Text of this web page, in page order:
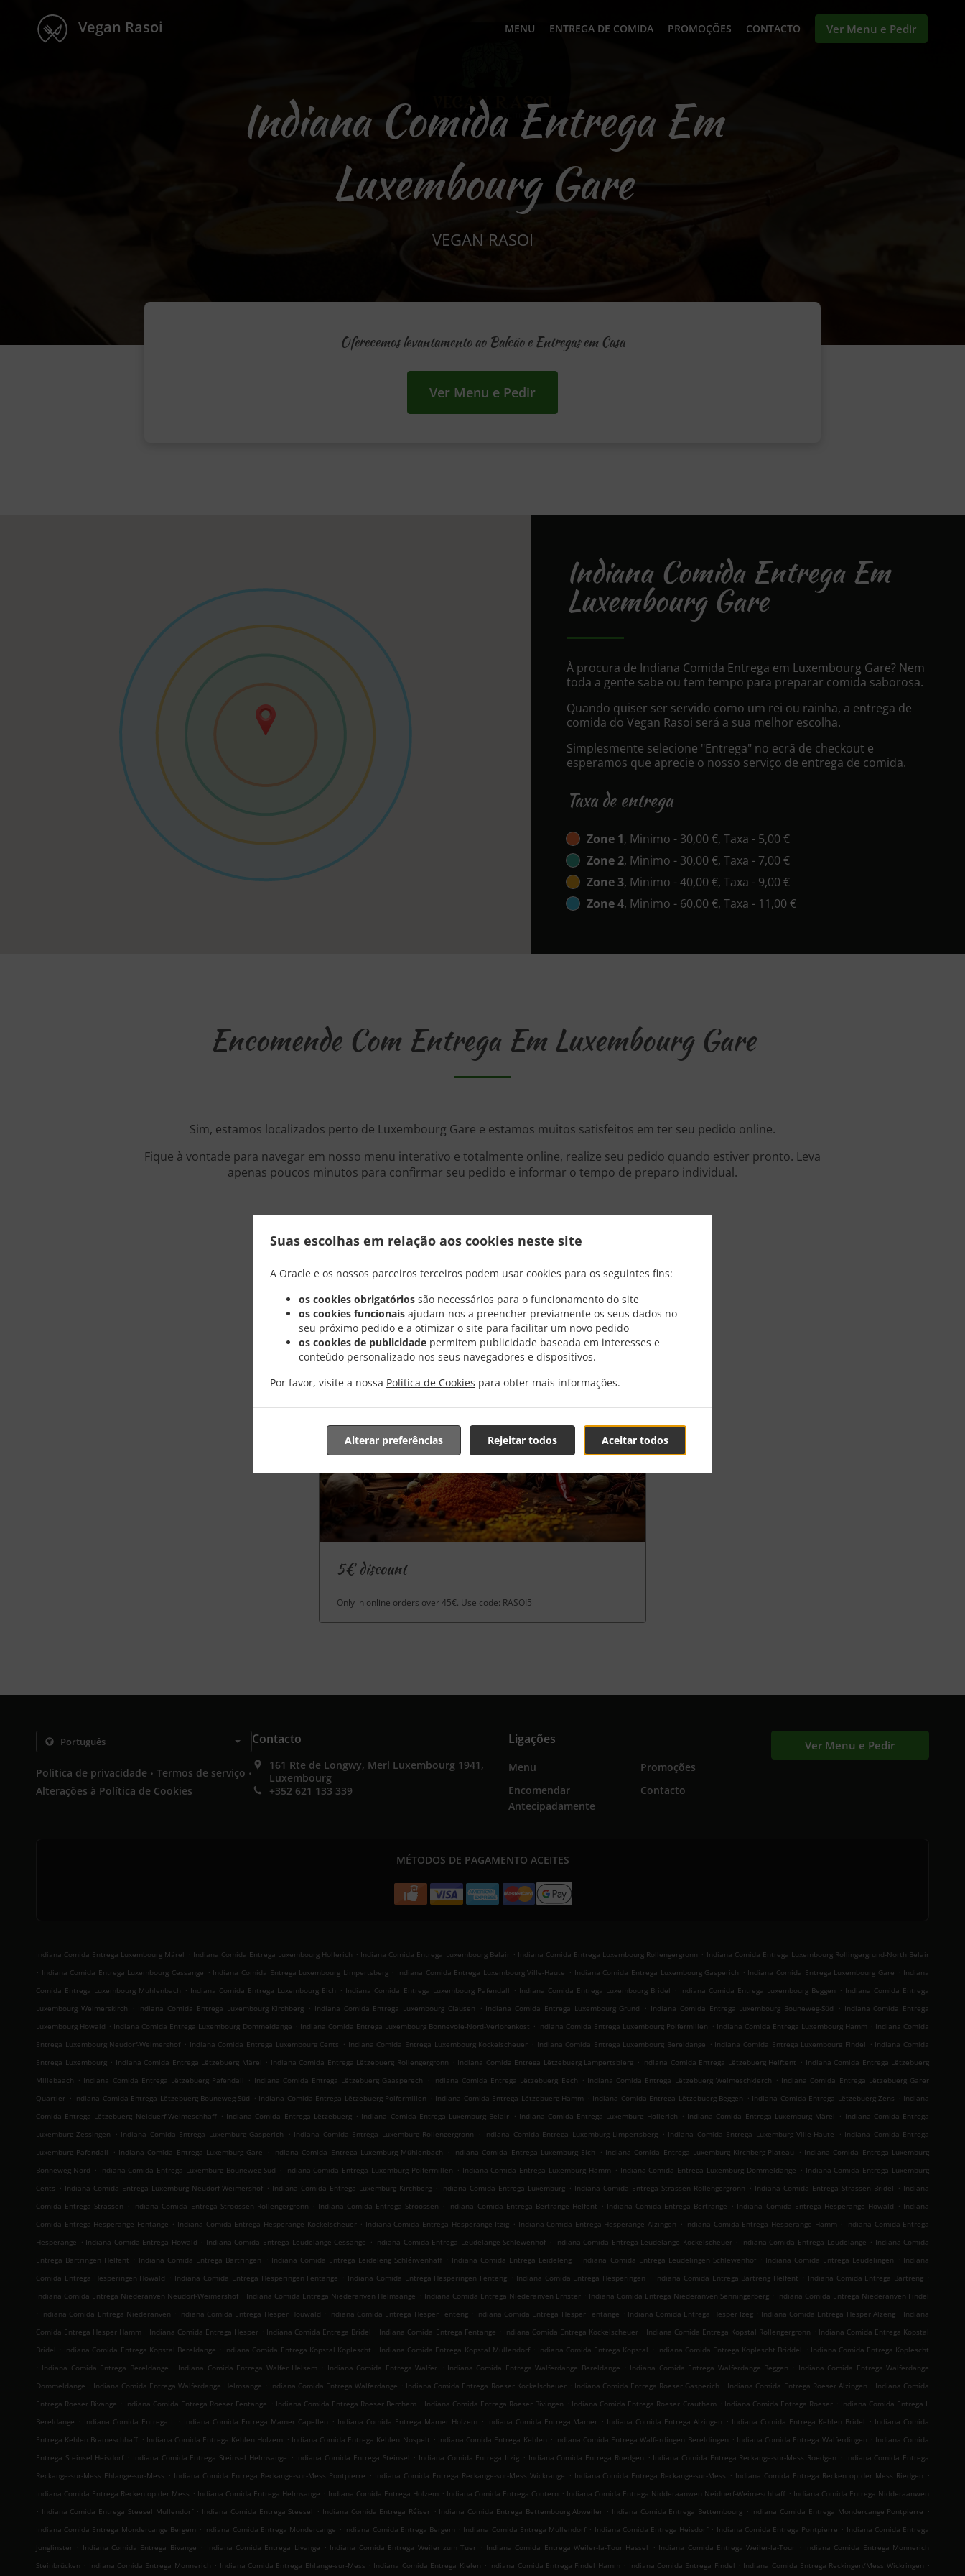
Suas escolhas em relação aos cookies neste site
A Oracle e os nossos parceiros terceiros podem usar cookies para os seguintes fins:
os cookies obrigatórios são necessários para o funcionamento do site
os cookies funcionais ajudam-nos a preencher previamente os seus dados no
seu próximo pedido e a otimizar o site para facilitar um novo pedido
os cookies de publicidade permitem publicidade baseada em interesses e
conteúdo personalizado nos seus navegadores e dispositivos.
Por favor, visite a nossa Política de Cookies para obter mais informações.
Aceitar todos
Rejeitar todos
Alterar preferências
Vegan Rasoi MENU ENTREGA DE COMIDA PROMOÇÕES CONTACTO Ver Menu e Pedir
Indiana Comida Entrega Em
Luxembourg Gare
VEGAN RASOI
Oferecemos levantamento ao Balcão e Entregas em Casa
Ver Menu e Pedir
Indiana Comida Entrega Em
Luxembourg Gare
À procura de Indiana Comida Entrega em Luxembourg Gare? Nem
toda a gente sabe ou tem tempo para preparar comida saborosa.
Quando quiser ser servido como um rei ou rainha, a entrega de
comida do Vegan Rasoi será a sua melhor escolha.
Simplesmente selecione "Entrega" no ecrã de checkout e
esperamos que aprecie o nosso serviço de entrega de comida.
Taxa de entrega
Zone 1, Minimo - 30,00 €, Taxa - 5,00 €
Zone 2, Minimo - 30,00 €, Taxa - 7,00 €
Zone 3, Minimo - 40,00 €, Taxa - 9,00 €
Zone 4, Minimo - 60,00 €, Taxa - 11,00 €
Encomende Com Entrega Em Luxembourg Gare
Sim, estamos localizados perto de Luxembourg Gare e estamos muitos satisfeitos em ter seu pedido online.
Fique à vontade para navegar em nosso menu interativo e totalmente online, realize seu pedido quando estiver pronto. Leva
apenas poucos minutos para confirmar seu pedido e informar o tempo de preparo individual.
Promoções
5€ discount
Only in online orders over 45€. Use code: RASOI5
Politica de privacidade . Termos de serviço .
Alterações à Política de Cookies
Contacto
161 Rte de Longwy, Merl Luxembourg 1941,
Luxembourg
+352 621 133 339
Ligações
Menu
Promoções
Encomendar
Antecipadamente
Contacto
Ver Menu e Pedir
MÉTODOS DE PAGAMENTO ACEITES
Indiana Comida Entrega Luxembourg Märel . Indiana Comida Entrega Luxembourg Hollerich . Indiana Comida Entrega Luxembourg Belair . Indiana Comida Entrega Luxembourg Rollengergronn . Indiana Comida Entrega Luxembourg Rollingergrund-North Belair
. Indiana Comida Entrega Luxembourg Cessange . Indiana Comida Entrega Luxembourg Limpertsberg . Indiana Comida Entrega Luxembourg Ville-Haute . Indiana Comida Entrega Luxembourg Gasperich . Indiana Comida Entrega Luxembourg Gare . Indiana
Comida Entrega Luxembourg Muhlenbach . Indiana Comida Entrega Luxembourg Eich . Indiana Comida Entrega Luxembourg Pafendall . Indiana Comida Entrega Luxembourg Bridel . Indiana Comida Entrega Luxembourg Beggen . Indiana Comida Entrega
Luxembourg Weimerskirch
. Indiana Comida Entrega Luxembourg Kirchberg . Indiana Comida Entrega Luxembourg Clausen . Indiana Comida Entrega Luxembourg Grund . Indiana Comida Entrega Luxembourg Bouneweg-Süd . Indiana Comida Entrega
Luxembourg Howald . Indiana Comida Entrega Luxembourg Dommeldange . Indiana Comida Entrega Luxembourg Bonnevoie-Nord-Verlorenkost . Indiana Comida Entrega Luxembourg Polfermillen . Indiana Comida Entrega Luxembourg Hamm . Indiana Comida
Entrega Luxembourg Neudorf-Weimershof . Indiana Comida Entrega Luxembourg Cents . Indiana Comida Entrega Luxembourg Kockelscheuer . Indiana Comida Entrega Luxembourg Bereldange . Indiana Comida Entrega Luxembourg Findel . Indiana Comida
Entrega Luxembourg . Indiana Comida Entrega Lëtzebuerg Märel . Indiana Comida Entrega Lëtzebuerg Rollengergronn . Indiana Comida Entrega Lëtzebuerg Lampertsbierg . Indiana Comida Entrega Lëtzebuerg Helftent . Indiana Comida Entrega Lëtzebuerg
Millebaach . Indiana Comida Entrega Lëtzebuerg Pafendall . Indiana Comida Entrega Lëtzebuerg Gaasperech . Indiana Comida Entrega Lëtzebuerg Eech . Indiana Comida Entrega Lëtzebuerg Weimeschkierch . Indiana Comida Entrega Lëtzebuerg Garer
Quartier . Indiana Comida Entrega Lëtzebuerg Bouneweg-Süd . Indiana Comida Entrega Lëtzebuerg Polfermillen . Indiana Comida Entrega Lëtzebuerg Hamm . Indiana Comida Entrega Lëtzebuerg Beggen . Indiana Comida Entrega Lëtzebuerg Zens . Indiana
Comida Entrega Lëtzebuerg Neiduerf-Weimeschhaff . Indiana Comida Entrega Lëtzebuerg . Indiana Comida Entrega Luxemburg Belair . Indiana Comida Entrega Luxemburg Hollerich . Indiana Comida Entrega Luxemburg Märel . Indiana Comida Entrega
Luxemburg Zessingen
. Indiana Comida Entrega Luxemburg Gasperich . Indiana Comida Entrega Luxemburg Rollengergronn . Indiana Comida Entrega Luxemburg Limpertsberg . Indiana Comida Entrega Luxemburg Ville-Haute . Indiana Comida Entrega
Luxemburg Pafendall
. Indiana Comida Entrega Luxemburg Gare . Indiana Comida Entrega Luxemburg Mühlenbach . Indiana Comida Entrega Luxemburg Eich . Indiana Comida Entrega Luxemburg Kirchberg-Plateau . Indiana Comida Entrega Luxemburg
Bonneweg-Nord . Indiana Comida Entrega Luxemburg Bouneweg-Süd . Indiana Comida Entrega Luxemburg Polfermillen . Indiana Comida Entrega Luxemburg Hamm . Indiana Comida Entrega Luxemburg Dommeldange . Indiana Comida Entrega Luxemburg
Cents . Indiana Comida Entrega Luxemburg Neudorf-Weimershof . Indiana Comida Entrega Luxemburg Kirchberg . Indiana Comida Entrega Luxemburg . Indiana Comida Entrega Strassen Rollengergronn . Indiana Comida Entrega Strassen Bridel . Indiana
Comida Entrega Strassen . Indiana Comida Entrega Stroossen Rollengergronn . Indiana Comida Entrega Stroossen . Indiana Comida Entrega Bertrange Helfent . Indiana Comida Entrega Bertrange . Indiana Comida Entrega Hesperange Howald . Indiana
Comida Entrega Hesperange Fentange . Indiana Comida Entrega Hesperange Kockelscheuer . Indiana Comida Entrega Hesperange Itzig . Indiana Comida Entrega Hesperange Alzingen . Indiana Comida Entrega Hesperange Hamm . Indiana Comida Entrega
Hesperange . Indiana Comida Entrega Howald . Indiana Comida Entrega Leudelange Cessange . Indiana Comida Entrega Leudelange Schlewenhof . Indiana Comida Entrega Leudelange Kockelscheuer . Indiana Comida Entrega Leudelange . Indiana Comida
Entrega Bartringen Helfent . Indiana Comida Entrega Bartringen . Indiana Comida Entrega Leideleng Schléiwenhaff . Indiana Comida Entrega Leideleng . Indiana Comida Entrega Leudelingen Schlewenhof . Indiana Comida Entrega Leudelingen . Indiana
Comida Entrega Hesperingen Howald . Indiana Comida Entrega Hesperingen Fentange . Indiana Comida Entrega Hesperingen Fenteng . Indiana Comida Entrega Hesperingen . Indiana Comida Entrega Bartreng Helfent . Indiana Comida Entrega Bartreng .
Indiana Comida Entrega Niederanven Neudorf-Weimershof . Indiana Comida Entrega Niederanven Helmsange . Indiana Comida Entrega Niederanven Ernster . Indiana Comida Entrega Niederanven Senningerberg . Indiana Comida Entrega Niederanven Findel
. Indiana Comida Entrega Niederanven . Indiana Comida Entrega Hesper Houwald . Indiana Comida Entrega Hesper Fenteng . Indiana Comida Entrega Hesper Fentange . Indiana Comida Entrega Hesper Izeg . Indiana Comida Entrega Hesper Alzeng . Indiana
Comida Entrega Hesper Hamm . Indiana Comida Entrega Hesper . Indiana Comida Entrega Bridel . Indiana Comida Entrega Fentange . Indiana Comida Entrega Kockelscheuer . Indiana Comida Entrega Kopstal Rollengergronn . Indiana Comida Entrega Kopstal
Bridel . Indiana Comida Entrega Kopstal Bereldange . Indiana Comida Entrega Kopstal Koplescht . Indiana Comida Entrega Kopstal Mullendorf . Indiana Comida Entrega Kopstal . Indiana Comida Entrega Koplescht Briddel . Indiana Comida Entrega Koplescht
. Indiana Comida Entrega Bereldange . Indiana Comida Entrega Walfer Helsem . Indiana Comida Entrega Walfer . Indiana Comida Entrega Walferdange Bereldange . Indiana Comida Entrega Walferdange Beggen . Indiana Comida Entrega Walferdange
Dommeldange . Indiana Comida Entrega Walferdange Helmsange . Indiana Comida Entrega Walferdange . Indiana Comida Entrega Roeser Kockelscheuer . Indiana Comida Entrega Roeser Gasperich . Indiana Comida Entrega Roeser Alzingen . Indiana Comida
Entrega Roeser Bivange . Indiana Comida Entrega Roeser Fentange . Indiana Comida Entrega Roeser Berchem . Indiana Comida Entrega Roeser Bivingen . Indiana Comida Entrega Roeser Crauthem . Indiana Comida Entrega Roeser . Indiana Comida Entrega L
Bereldange . Indiana Comida Entrega L . Indiana Comida Entrega Mamer Capellen . Indiana Comida Entrega Mamer Holzem . Indiana Comida Entrega Mamer . Indiana Comida Entrega Alzingen . Indiana Comida Entrega Kehlen Bridel . Indiana Comida
Entrega Kehlen Brameschhaff . Indiana Comida Entrega Kehlen Holzem . Indiana Comida Entrega Kehlen Nospelt . Indiana Comida Entrega Kehlen . Indiana Comida Entrega Walferdingen Bereldingen . Indiana Comida Entrega Walferdingen . Indiana Comida
Entrega Steinsel Heisdorf . Indiana Comida Entrega Steinsel Helmsange . Indiana Comida Entrega Steinsel . Indiana Comida Entrega Itzig . Indiana Comida Entrega Roedgen . Indiana Comida Entrega Reckange-sur-Mess Roedgen . Indiana Comida Entrega
Reckange-sur-Mess Ehlange-sur-Mess . Indiana Comida Entrega Reckange-sur-Mess Pontpierre . Indiana Comida Entrega Reckange-sur-Mess Wickrange . Indiana Comida Entrega Reckange-sur-Mess . Indiana Comida Entrega Recken op der Mess Riedgen .
Indiana Comida Entrega Recken op der Mess . Indiana Comida Entrega Helmsange . Indiana Comida Entrega Holzem . Indiana Comida Entrega Contern . Indiana Comida Entrega Nidderaanwen Neiduerf-Weimeschhaff . Indiana Comida Entrega Nidderaanwen
. Indiana Comida Entrega Steesel Mullendorf . Indiana Comida Entrega Steesel . Indiana Comida Entrega Réiser . Indiana Comida Entrega Bettembourg Abweiler . Indiana Comida Entrega Bettembourg . Indiana Comida Entrega Mondercange Pontpierre .
Indiana Comida Entrega Mondercange Bergem . Indiana Comida Entrega Mondercange . Indiana Comida Entrega Bergem . Indiana Comida Entrega Mullendorf . Indiana Comida Entrega Heisdorf . Indiana Comida Entrega Pontpierre . Indiana Comida Entrega
Junglinster . Indiana Comida Entrega Bivange . Indiana Comida Entrega Livange . Indiana Comida Entrega Weiler zum Tuer . Indiana Comida Entrega Weiler-la-Tour Hassel . Indiana Comida Entrega Weiler-la-Tour . Indiana Comida Entrega Monnerich
Steinbrücken . Indiana Comida Entrega Monnerich . Indiana Comida Entrega Ehlange-sur-Mess . Indiana Comida Entrega Kielen . Indiana Comida Entrega Findel Hamm . Indiana Comida Entrega Findel . Indiana Comida Entrega Reckingen/Mess Wickringen .